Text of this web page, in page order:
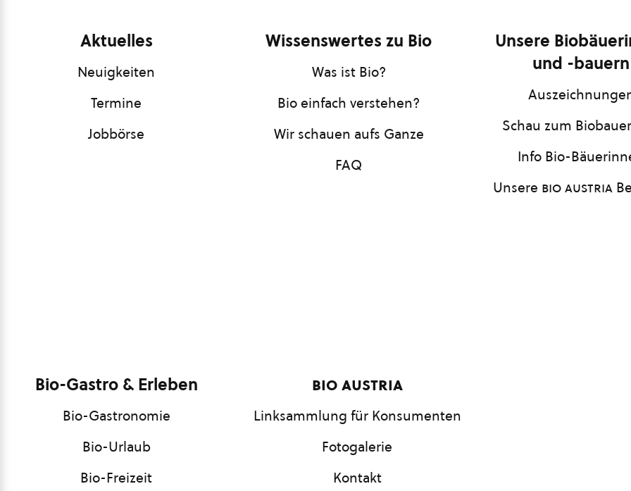
Aktuelles
Neuigkeiten
Termine
Jobbörse
Wissenswertes zu Bio
Was ist Bio?
Bio einfach verstehen?
Wir schauen aufs Ganze
FAQ
Unsere
und -bauern
Schau zum
Info Bio-
Unsere bio austria
Bio-Gastro & Erleben
Bio-Gastronomie
Bio-Urlaub
Bio-Freizeit
bio austria
Linksammlung für Konsumenten
Fotogalerie
Kontakt